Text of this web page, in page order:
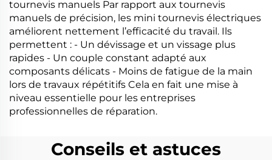
tournevis manuels Par rapport aux tournevis
manuels de précision, les mini tournevis électriques
améliorent nettement l’efficacité du travail. Ils
permettent : - Un dévissage et un vissage plus
rapides - Un couple constant adapté aux
composants délicats - Moins de fatigue de la main
lors de travaux répétitifs Cela en fait une mise à
niveau essentielle pour les entreprises
professionnelles de réparation.
Conseils et astuces